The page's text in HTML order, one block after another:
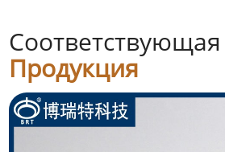
Соответствующая
Продукция